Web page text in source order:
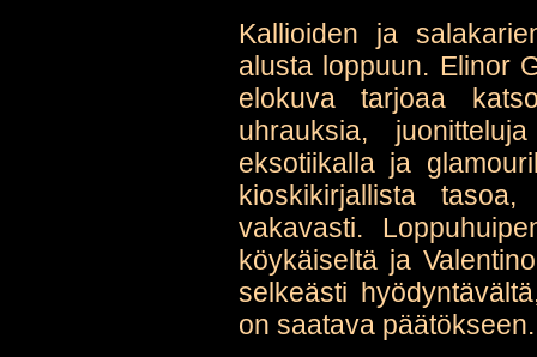
Kallioiden ja
alusta loppuun. Elinor
elokuva tarjoaa
uhrauksia,
eksotiikalla ja
kioskikirjallista
vakavasti.
köykäiseltä ja
selkeästi
on saatava päätökseen.